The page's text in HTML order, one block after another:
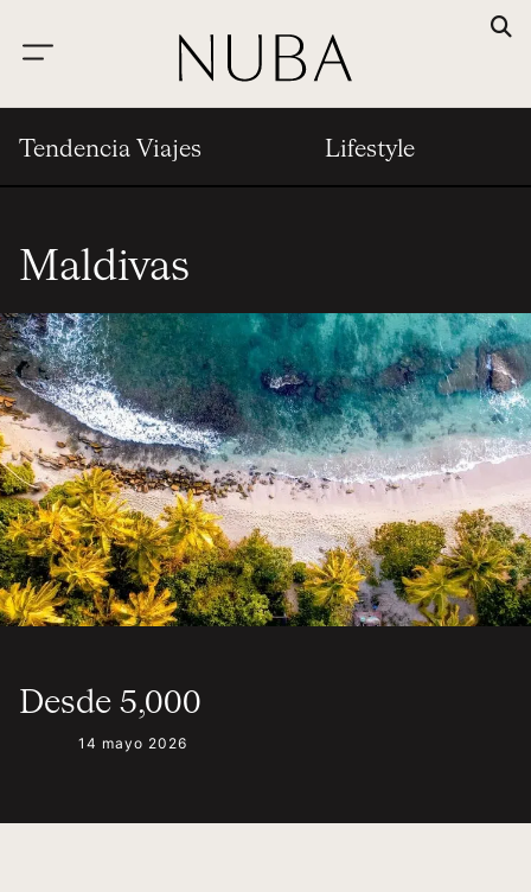
Tendencia Viajes Lifestyle
Maldivas
Desde 5,000
14 mayo 2026